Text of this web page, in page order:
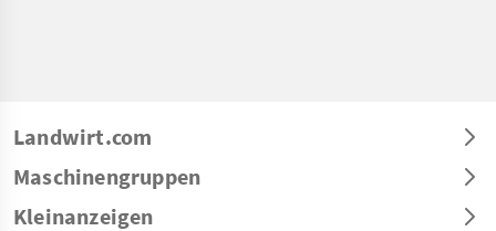
Landwirt.com
Maschinengruppen
Kleinanzeigen